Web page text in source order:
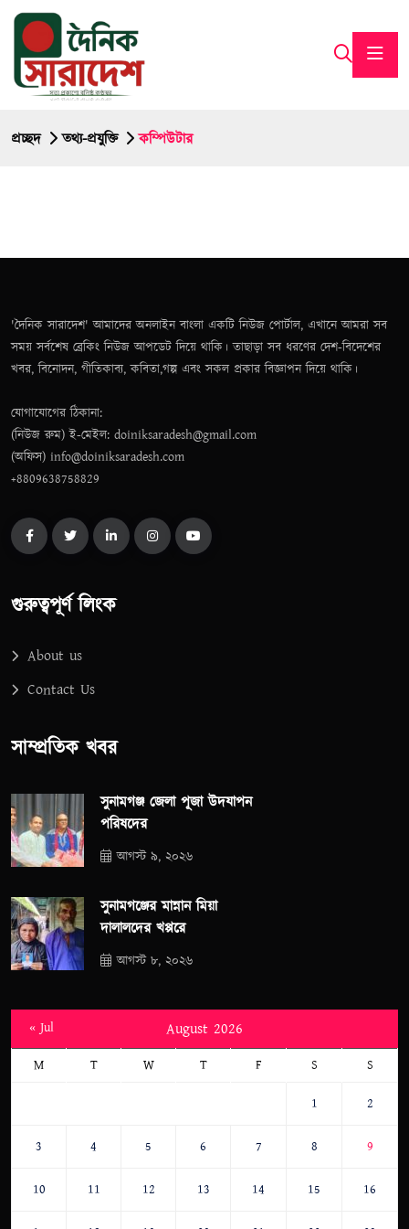
প্রচ্ছদ তথ্য-প্রযুক্তি কম্পিউটার
'দৈনিক সারাদেশ' আমাদের অনলাইন বাংলা একটি নিউজ পোর্টাল, এখানে আমরা সব
সময় সর্বশেষ ব্রেকিং নিউজ আপডেট দিয়ে থাকি। তাছাড়া সব ধরণের দেশ-বিদেশের
খবর, বিনোদন, গীতিকাব্য, কবিতা,গল্প এবং সকল প্রকার বিজ্ঞাপন দিয়ে থাকি।
যোগাযোগের ঠিকানা:
(নিউজ রুম) ই-মেইল: doiniksaradesh@gmail.com
(অফিস) info@doiniksaradesh.com
+8809638758829
গুরুত্বপূর্ণ লিংক
About us
Contact Us
সাম্প্রতিক খবর
সুনামগঞ্জ জেলা পূজা উদযাপন
পরিষদের
আগস্ট ৯, ২০২৬
সুনামগঞ্জের মান্নান মিয়া
দালালদের খপ্পরে
আগস্ট ৮, ২০২৬
August 2026
M T W T F S S
1 2
3 4 5 6 7 8 9
10 11 12 13 14 15 16
« Jul